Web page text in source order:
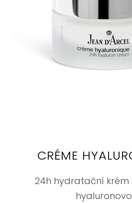
CRÉME
24h hydratační krém